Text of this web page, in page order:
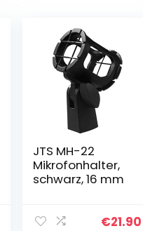
JTS MH-22
Mikrofonhalter,
schwarz, 16 mm
€21.90